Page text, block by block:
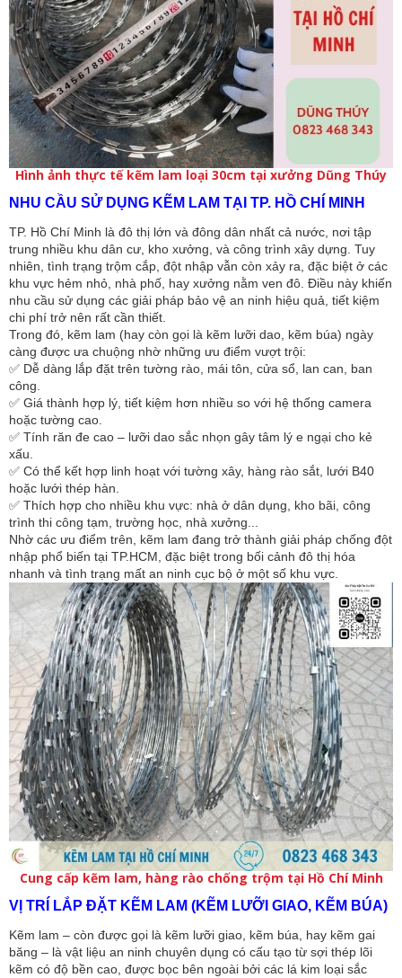
Hình ảnh thực tế kẽm lam loại 30cm tại xưởng Dũng Thúy
NHU CẦU SỬ DỤNG KẼM LAM TẠI TP. HỒ CHÍ MINH
TP. Hồ Chí Minh là đô thị lớn và đông dân nhất cả nước, nơi tập
trung nhiều khu dân cư, kho xưởng, và công trình xây dựng. Tuy
nhiên, tình trạng trộm cắp, đột nhập vẫn còn xảy ra, đặc biệt ở các
khu vực hẻm nhỏ, nhà phố, hay xưởng nằm ven đô. Điều này khiến
nhu cầu sử dụng các giải pháp bảo vệ an ninh hiệu quả, tiết kiệm
chi phí trở nên rất cần thiết.
Trong đó, kẽm lam (hay còn gọi là kẽm lưỡi dao, kẽm búa) ngày
càng được ưa chuộng nhờ những ưu điểm vượt trội:
✅ Dễ dàng lắp đặt trên tường rào, mái tôn, cửa sổ, lan can, ban
công.
✅ Giá thành hợp lý, tiết kiệm hơn nhiều so với hệ thống camera
hoặc tường cao.
✅ Tính răn đe cao – lưỡi dao sắc nhọn gây tâm lý e ngại cho kẻ
xấu.
✅ Có thể kết hợp linh hoạt với tường xây, hàng rào sắt, lưới B40
hoặc lưới thép hàn.
✅ Thích hợp cho nhiều khu vực: nhà ở dân dụng, kho bãi, công
trình thi công tạm, trường học, nhà xưởng...
Nhờ các ưu điểm trên, kẽm lam đang trở thành giải pháp chống đột
nhập phổ biến tại TP.HCM, đặc biệt trong bối cảnh đô thị hóa
nhanh và tình trạng mất an ninh cục bộ ở một số khu vực.
Cung cấp kẽm lam, hàng rào chống trộm tại Hồ Chí Minh
VỊ TRÍ LẮP ĐẶT KẼM LAM (KẼM LƯỠI GIAO, KẼM BÚA)
Kẽm lam – còn được gọi là kẽm lưỡi giao, kẽm búa, hay kẽm gai
băng – là vật liệu an ninh chuyên dụng có cấu tạo từ sợi thép lõi
kẽm có độ bền cao, được bọc bên ngoài bởi các lá kim loại sắc